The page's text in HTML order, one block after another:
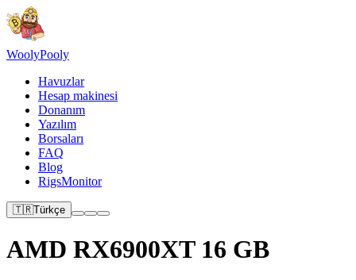
WoolyPooly
Havuzlar
Hesap makinesi
Donanım
Yazılım
Borsaları
FAQ
Blog
RigsMonitor
🇹🇷Türkçe
AMD RX6900XT 16 GB